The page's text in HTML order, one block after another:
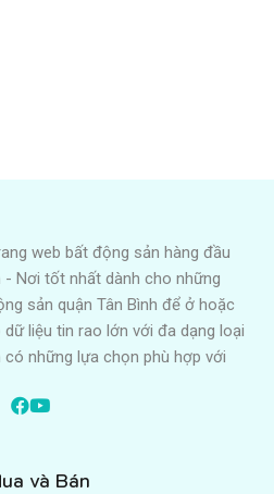
web bất động sản hàng đầu
- Nơi tốt nhất dành cho những
sản quận Tân Bình để ở hoặc
liệu tin rao lớn với đa dạng loại
những lựa chọn phù hợp với
và Bán